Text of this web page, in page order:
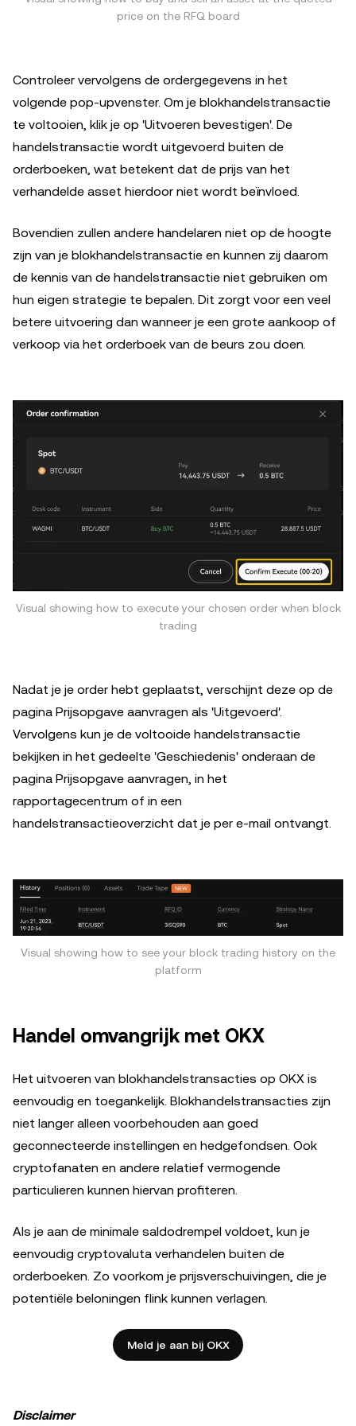
price on the RFQ board
Controleer vervolgens de ordergegevens in het
volgende pop-upvenster. Om je blokhandelstransactie
te voltooien, klik je op 'Uitvoeren bevestigen'. De
handelstransactie wordt uitgevoerd buiten de
orderboeken, wat betekent dat de prijs van het
verhandelde asset hierdoor niet wordt beïnvloed.
Bovendien zullen andere handelaren niet op de hoogte
zijn van je blokhandelstransactie en kunnen zij daarom
de kennis van de handelstransactie niet gebruiken om
hun eigen strategie te bepalen. Dit zorgt voor een veel
betere uitvoering dan wanneer je een grote aankoop of
verkoop via het orderboek van de beurs zou doen.
Visual showing how to execute your chosen order when block
trading
Nadat je je order hebt geplaatst, verschijnt deze op de
pagina Prijsopgave aanvragen als 'Uitgevoerd'.
Vervolgens kun je de voltooide handelstransactie
bekijken in het gedeelte 'Geschiedenis' onderaan de
pagina Prijsopgave aanvragen, in het
rapportagecentrum of in een
handelstransactieoverzicht dat je per e-mail ontvangt.
Visual showing how to see your block trading history on the
platform
Handel omvangrijk met OKX
Het uitvoeren van blokhandelstransacties op OKX is
eenvoudig en toegankelijk. Blokhandelstransacties zijn
niet langer alleen voorbehouden aan goed
geconnecteerde instellingen en hedgefondsen. Ook
cryptofanaten en andere relatief vermogende
particulieren kunnen hiervan profiteren.
Als je aan de minimale saldodrempel voldoet, kun je
eenvoudig cryptovaluta verhandelen buiten de
orderboeken. Zo voorkom je prijsverschuivingen, die je
potentiële beloningen flink kunnen verlagen.
Meld je aan bij OKX
Disclaimer